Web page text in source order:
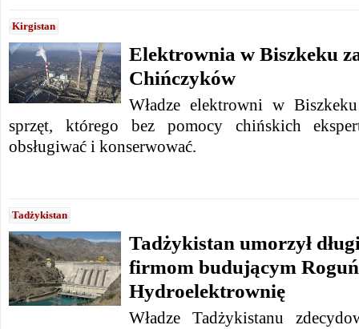
Kirgistan
Elektrownia w Biszkeku
Chińczyków
Władze elektrowni w
sprzęt, którego bez pomocy chińskich
obsługiwać i konserwować.
Tadżykistan
Tadżykistan umorzył
firmom budującym
Hydroelektrownię
Władze Tadżykistanu